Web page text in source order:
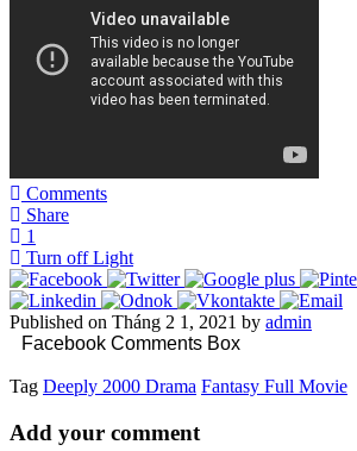
Comments
Share
1
Turn off Light
Published on Tháng 2 1, 2021 by admin
Facebook Comments Box
Tag Deeply 2000 Drama Fantasy Full Movie
Add your comment